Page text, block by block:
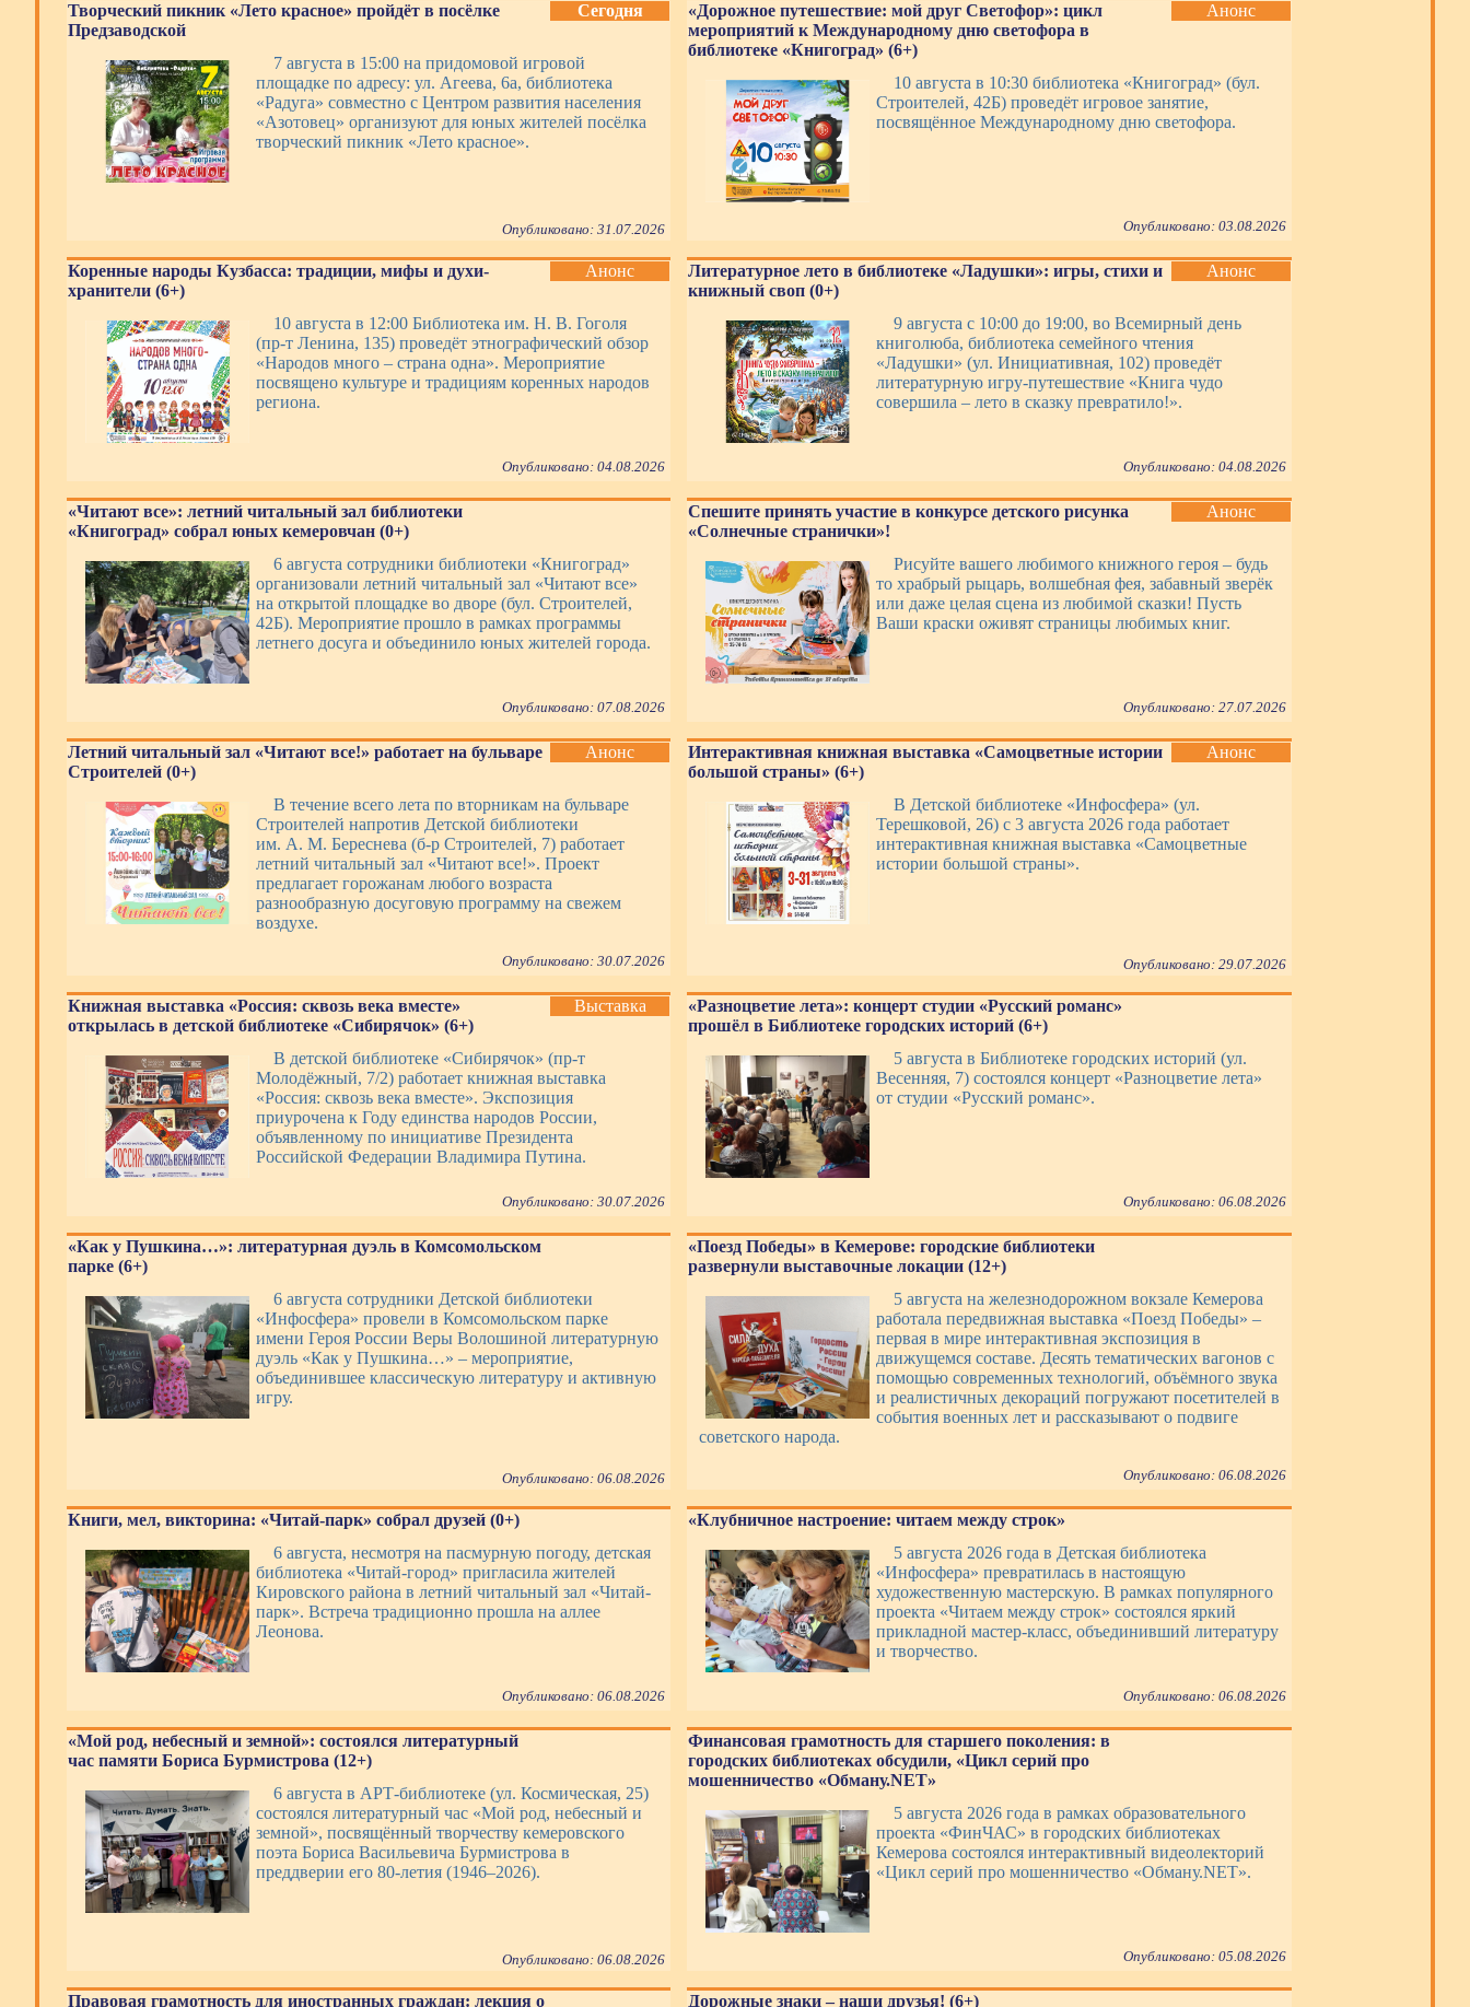
Творческий пикник «Лето красное» пройдёт в посёлке
Предзаводской
Сегодня
7 августа в 15:00 на придомовой игровой
площадке по адресу: ул. Агеева, 6а, библиотека
«Радуга» совместно с Центром развития населения
«Азотовец» организуют для юных жителей посёлка
творческий пикник «Лето красное».
Опубликовано: 31.07.2026
«Дорожное путешествие: мой друг Светофор»: цикл
мероприятий к Международному дню светофора в
библиотеке «Книгоград» (6+)
Анонс
10 августа в 10:30 библиотека «Книгоград» (бул.
Строителей, 42Б) проведёт игровое занятие,
посвящённое Международному дню светофора.
Опубликовано: 03.08.2026
Коренные народы Кузбасса: традиции, мифы и духи-
хранители (6+)
Анонс
10 августа в 12:00 Библиотека им. Н. В. Гоголя
(пр-т Ленина, 135) проведёт этнографический обзор
«Народов много – страна одна». Мероприятие
посвящено культуре и традициям коренных народов
региона.
Опубликовано: 04.08.2026
Литературное лето в библиотеке «Ладушки»: игры, стихи и
книжный своп (0+)
Анонс
9 августа с 10:00 до 19:00, во Всемирный день
книголюба, библиотека семейного чтения
«Ладушки» (ул. Инициативная, 102) проведёт
литературную игру-путешествие «Книга чудо
совершила – лето в сказку превратило!».
Опубликовано: 04.08.2026
«Читают все»: летний читальный зал библиотеки
«Книгоград» собрал юных кемеровчан (0+)
6 августа сотрудники библиотеки «Книгоград»
организовали летний читальный зал «Читают все»
на открытой площадке во дворе (бул. Строителей,
42Б). Мероприятие прошло в рамках программы
летнего досуга и объединило юных жителей города.
Опубликовано: 07.08.2026
Спешите принять участие в конкурсе детского рисунка
«Солнечные странички»!
Анонс
Рисуйте вашего любимого книжного героя – будь
то храбрый рыцарь, волшебная фея, забавный зверёк
или даже целая сцена из любимой сказки! Пусть
Ваши краски оживят страницы любимых книг.
Опубликовано: 27.07.2026
Летний читальный зал «Читают все!» работает на бульваре
Строителей (0+)
Анонс
В течение всего лета по вторникам на бульваре
Строителей напротив Детской библиотеки
им. А. М. Береснева (б-р Строителей, 7) работает
летний читальный зал «Читают все!». Проект
предлагает горожанам любого возраста
разнообразную досуговую программу на свежем
воздухе.
Опубликовано: 30.07.2026
Интерактивная книжная выставка «Самоцветные истории
большой страны» (6+)
Анонс
В Детской библиотеке «Инфосфера» (ул.
Терешковой, 26) с 3 августа 2026 года работает
интерактивная книжная выставка «Самоцветные
истории большой страны».
Опубликовано: 29.07.2026
Книжная выставка «Россия: сквозь века вместе»
открылась в детской библиотеке «Сибирячок» (6+)
Выставка
В детской библиотеке «Сибирячок» (пр-т
Молодёжный, 7/2) работает книжная выставка
«Россия: сквозь века вместе». Экспозиция
приурочена к Году единства народов России,
объявленному по инициативе Президента
Российской Федерации Владимира Путина.
Опубликовано: 30.07.2026
«Разноцветие лета»: концерт студии «Русский романс»
прошёл в Библиотеке городских историй (6+)
5 августа в Библиотеке городских историй (ул.
Весенняя, 7) состоялся концерт «Разноцветие лета»
от студии «Русский романс».
Опубликовано: 06.08.2026
«Как у Пушкина…»: литературная дуэль в Комсомольском
парке (6+)
6 августа сотрудники Детской библиотеки
«Инфосфера» провели в Комсомольском парке
имени Героя России Веры Волошиной литературную
дуэль «Как у Пушкина…» – мероприятие,
объединившее классическую литературу и активную
игру.
Опубликовано: 06.08.2026
«Поезд Победы» в Кемерове: городские библиотеки
развернули выставочные локации (12+)
5 августа на железнодорожном вокзале Кемерова
работала передвижная выставка «Поезд Победы» –
первая в мире интерактивная экспозиция в
движущемся составе. Десять тематических вагонов с
помощью современных технологий, объёмного звука
и реалистичных декораций погружают посетителей в
события военных лет и рассказывают о подвиге
советского народа.
Опубликовано: 06.08.2026
Книги, мел, викторина: «Читай-парк» собрал друзей (0+)
6 августа, несмотря на пасмурную погоду, детская
библиотека «Читай-город» пригласила жителей
Кировского района в летний читальный зал «Читай-
парк». Встреча традиционно прошла на аллее
Леонова.
Опубликовано: 06.08.2026
«Клубничное настроение: читаем между строк»
5 августа 2026 года в Детская библиотека
«Инфосфера» превратилась в настоящую
художественную мастерскую. В рамках популярного
проекта «Читаем между строк» состоялся яркий
прикладной мастер-класс, объединивший литературу
и творчество.
Опубликовано: 06.08.2026
«Мой род, небесный и земной»: состоялся литературный
час памяти Бориса Бурмистрова (12+)
6 августа в АРТ-библиотеке (ул. Космическая, 25)
состоялся литературный час «Мой род, небесный и
земной», посвящённый творчеству кемеровского
поэта Бориса Васильевича Бурмистрова в
преддверии его 80-летия (1946–2026).
Опубликовано: 06.08.2026
Финансовая грамотность для старшего поколения: в
городских библиотеках обсудили, «Цикл серий про
мошенничество «Обману.NET»
5 августа 2026 года в рамках образовательного
проекта «ФинЧАС» в городских библиотеках
Кемерова состоялся интерактивный видеолекторий
«Цикл серий про мошенничество «Обману.NET».
Опубликовано: 05.08.2026
Правовая грамотность для иностранных граждан: лекция о Дорожные знаки – наши друзья! (6+)